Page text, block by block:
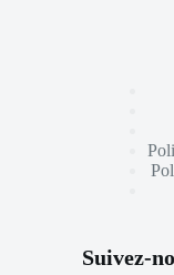
Suivez-